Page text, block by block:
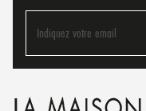
Indiquez votre email